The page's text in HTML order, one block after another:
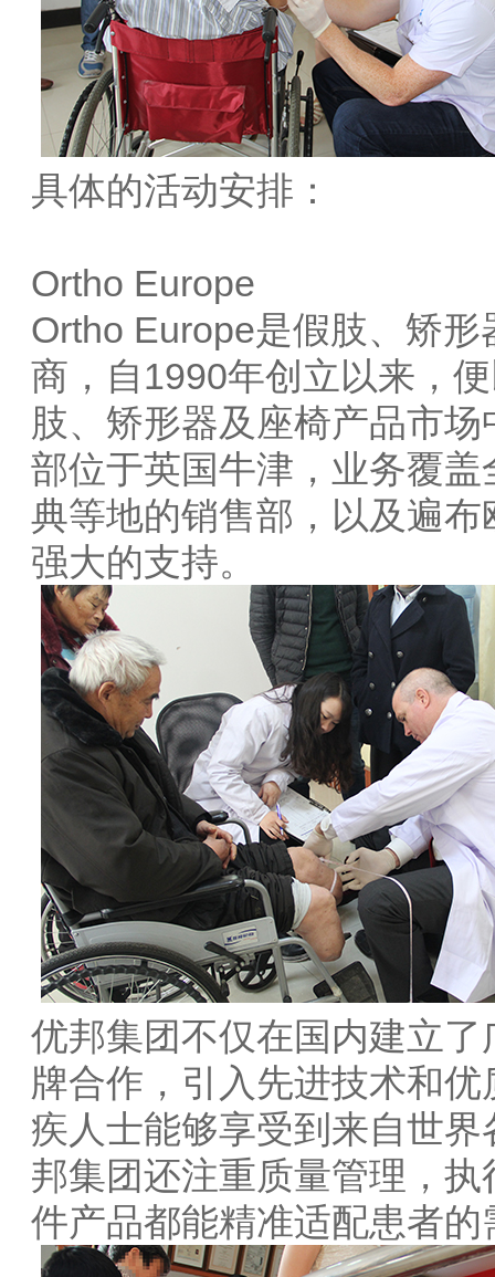
具体的活动安排：
Ortho Europe
Ortho Europe是假肢、矫
商，自1990年创立以来，
肢、矫形器及座椅产品市
部位于英国牛津，业务覆
典等地的销售部，以及遍
强大的支持。
优邦集团不仅在国内建立
牌合作，引入先进技术和
疾人士能够享受到来自世
邦集团还注重质量管理，
件产品都能精准适配患者